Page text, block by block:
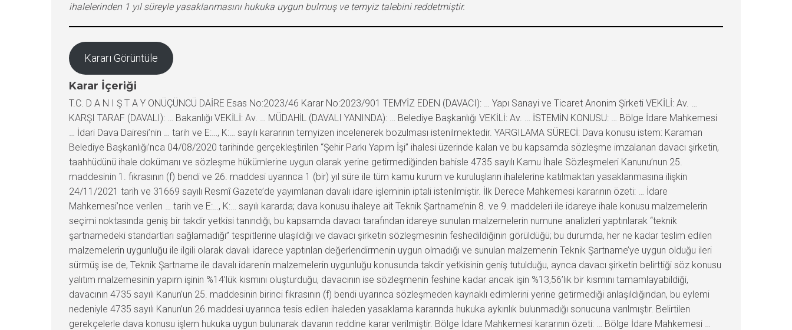
ihalelerinden 1 yıl süreyle yasaklanmasını hukuka uygun bulmuş ve temyiz talebini reddetmiştir.
Kararı Görüntüle
Karar İçeriği
T.C. D A N I Ş T A Y ONÜÇÜNCÜ DAİRE Esas No:2023/46 Karar No:2023/901 TEMYİZ EDEN (DAVACI): … Yapı Sanayi ve Ticaret Anonim Şirketi VEKİLİ: Av. …
KARŞI TARAF (DAVALI): … Bakanlığı VEKİLİ: Av. … MÜDAHİL (DAVALI YANINDA): … Belediye Başkanlığı VEKİLİ: Av. … İSTEMİN KONUSU: … Bölge İdare Mahkemesi
… İdari Dava Dairesi’nin … tarih ve E:…, K:… sayılı kararının temyizen incelenerek bozulması istenilmektedir. YARGILAMA SÜRECİ: Dava konusu istem: Karaman
Belediye Başkanlığı’nca 04/08/2020 tarihinde gerçekleştirilen “Şehir Parkı Yapım İşi” ihalesi üzerinde kalan ve bu kapsamda sözleşme imzalanan davacı şirketin,
taahhüdünü ihale dokümanı ve sözleşme hükümlerine uygun olarak yerine getirmediğinden bahisle 4735 sayılı Kamu İhale Sözleşmeleri Kanunu’nun 25.
maddesinin 1. fıkrasının (f) bendi ve 26. maddesi uyarınca 1 (bir) yıl süre ile tüm kamu kurum ve kuruluşların ihalelerine katılmaktan yasaklanmasına ilişkin
24/11/2021 tarih ve 31669 sayılı Resmî Gazete’de yayımlanan davalı idare işleminin iptali istenilmiştir. İlk Derece Mahkemesi kararının özeti: … İdare
Mahkemesi’nce verilen … tarih ve E:…, K:… sayılı kararda; dava konusu ihaleye ait Teknik Şartname’nin 8. ve 9. maddeleri ile idareye ihale konusu malzemelerin
seçimi noktasında geniş bir takdir yetkisi tanındığı, bu kapsamda davacı tarafından idareye sunulan malzemelerin numune analizleri yaptırılarak “teknik
şartnamedeki standartları sağlamadığı” tespitlerine ulaşıldığı ve davacı şirketin sözleşmesinin feshedildiğinin görüldüğü; bu durumda, her ne kadar teslim edilen
malzemelerin uygunluğu ile ilgili olarak davalı idarece yaptırılan değerlendirmenin uygun olmadığı ve sunulan malzemenin Teknik Şartname’ye uygun olduğu ileri
sürmüş ise de, Teknik Şartname ile davalı idarenin malzemelerin uygunluğu konusunda takdir yetkisinin geniş tutulduğu, ayrıca davacı şirketin belirttiği söz konusu
yalıtım malzemesinin yapım işinin %14’lük kısmını oluşturduğu, davacının ise sözleşmenin feshine kadar ancak işin %13,56’lık bir kısmını tamamlayabildiği,
davacının 4735 sayılı Kanun’un 25. maddesinin birinci fıkrasının (f) bendi uyarınca sözleşmeden kaynaklı edimlerini yerine getirmediği anlaşıldığından, bu eylemi
nedeniyle 4735 sayılı Kanun’un 26.maddesi uyarınca tesis edilen ihaleden yasaklama kararında hukuka aykırılık bulunmadığı sonucuna varılmıştır. Belirtilen
gerekçelerle dava konusu işlem hukuka uygun bulunarak davanın reddine karar verilmiştir. Bölge İdare Mahkemesi kararının özeti: … Bölge İdare Mahkemesi …